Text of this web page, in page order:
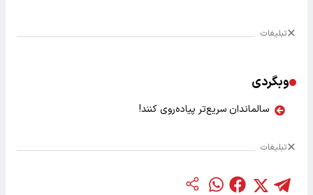
تبلیغات
وبگردی
سالماندان سریع‌تر پیاده‌روی کنند!
تبلیغات